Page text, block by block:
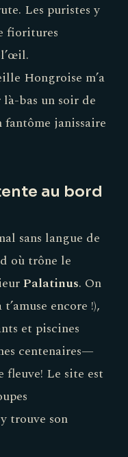
Les puristes y
fioritures
Hongroise m’a
bas un soir de
janissaire
au bord
sans langue de
où trône le
Palatinus. On
encore !),
et piscines
centenaires—
fleuve! Le site est
trouve son